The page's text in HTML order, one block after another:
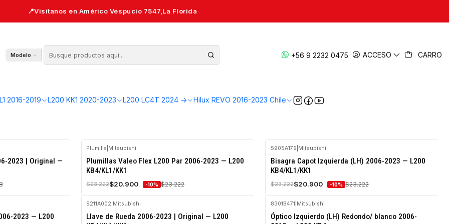
Modelo +56 9 2232 0475 ACCESO CARRO
2016-2019 L200 KK1 2020-2023 L200 LC4T 2024 -> Hilux REVO 2016-2023 Chile
por número de parte. Antes de comprar, confirma el lado del vehículo (LH izquierdo / RH derecho) y la versión exacta de tu
2023 | Original —
-10%
OFF
Plumilla Mitsubishi
Plumillas Valeo Flex L200 Par 2006-2023 — L200
KB4/KL1/KK1
$23.222$20.900 -10% $23.222
-10%
OFF
5905A179 Mitsubishi
Bisagra Capot Izquierda (LH) 2006-2023 — L200
KB4/KL1/KK1
$23.222$20.900 -10% $23.222
2023 — L200
-10%
OFF
9211A002 Mitsubishi
Llave de Rueda 2006-2023 | Original — L200
-10%
OFF
8301B471 Mitsubishi
Óptico Izquierdo (LH) Redondo/ blanco 2006-